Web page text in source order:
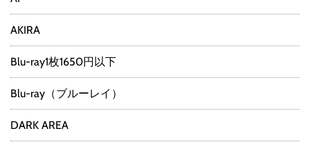
AKIRA
Blu-ray1枚1650円以下
Blu-ray（ブルーレイ）
DARK AREA